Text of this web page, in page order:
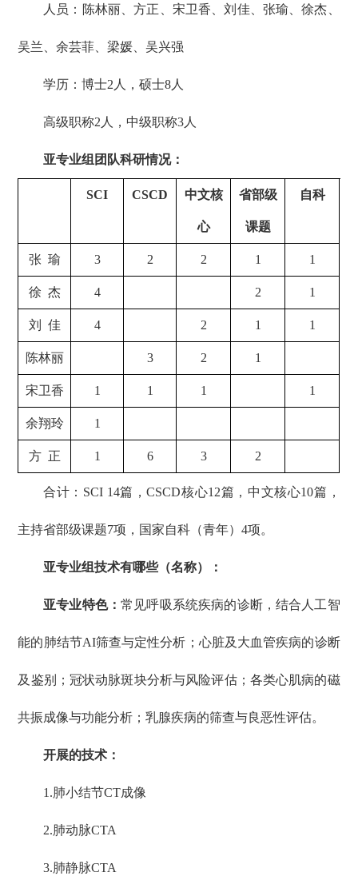
人员：陈林丽、方正、宋卫香、刘佳、张瑜、徐杰、
吴兰、余芸菲、梁媛、吴兴强
学历：博士2人，硕士8人
高级职称2人，中级职称3人
亚专业组团队科研情况：
SCI CSCD 中文核
心
省部级
课题
自科
张 瑜 3 2 2 1 1
徐 杰 4 2 1
刘 佳 4 2 1 1
陈林丽 3 2 1
宋卫香 1 1 1 1
余翔玲 1
方 正 1 6 3 2
合计：SCI 14篇，CSCD核心12篇，中文核心10篇，
主持省部级课题7项，国家自科（青年）4项。
亚专业组技术有哪些（名称）：
亚专业特色：常见呼吸系统疾病的诊断，结合人工智
能的肺结节AI筛查与定性分析；心脏及大血管疾病的诊断
及鉴别；冠状动脉斑块分析与风险评估；各类心肌病的磁
共振成像与功能分析；乳腺疾病的筛查与良恶性评估。
开展的技术：
1.肺小结节CT成像
2.肺动脉CTA
3.肺静脉CTA